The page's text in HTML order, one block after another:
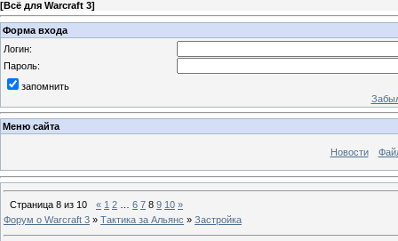
[Всё для Warcraft 3]
Форма входа
Логин:
Пароль:
запомнить
Меню сайта
Новости
Страница 8 из 10 « 1 2 6 7 8 9 10 »
Форум о Warcraft 3 » Тактика за Альянс » Застройка